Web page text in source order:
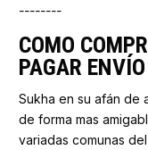
--------
COMO
PAGAR ENVÍO
Sukha en su afán de
de forma mas
variadas comunas